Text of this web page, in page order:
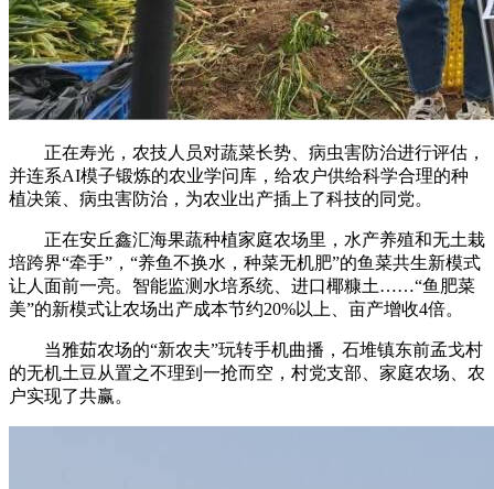
正在寿光，农技人员对蔬菜长势、病虫害防治进行评估，
并连系AI模子锻炼的农业学问库，给农户供给科学合理的种
植决策、病虫害防治，为农业出产插上了科技的同党。
正在安丘鑫汇海果蔬种植家庭农场里，水产养殖和无土栽
培跨界“牵手”，“养鱼不换水，种菜无机肥”的鱼菜共生新模式
让人面前一亮。智能监测水培系统、进口椰糠土……“鱼肥菜
美”的新模式让农场出产成本节约20%以上、亩产增收4倍。
当雅茹农场的“新农夫”玩转手机曲播，石堆镇东前孟戈村
的无机土豆从置之不理到一抢而空，村党支部、家庭农场、农
户实现了共赢。